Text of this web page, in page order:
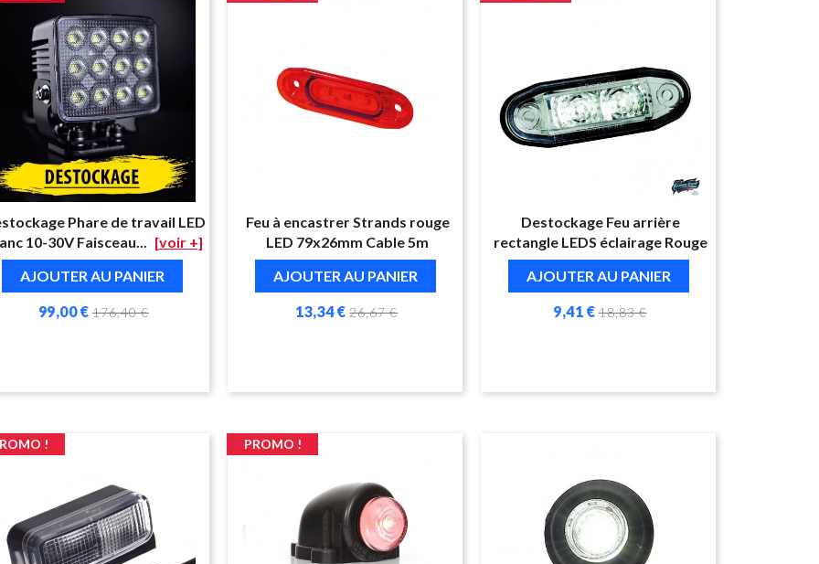
Phare de travail LED
10-30V Faisceau...
[voir +]
AJOUTER AU PANIER
99,00 € 176,40 €
Feu à encastrer Strands rouge
LED 79x26mm Cable 5m
AJOUTER AU PANIER
13,34 € 26,67 €
Destockage Feu arrière
rectangle LEDS éclairage Rouge
AJOUTER AU PANIER
9,41 € 18,83 €
! PROMO !